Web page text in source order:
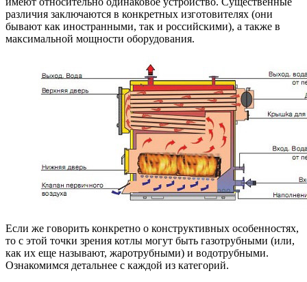
различия заключаются в конкретных изготовителях (они
бывают как иностранными, так и российскими), а также в
максимальной мощности оборудования.
Если же говорить конкретно о конструктивных особенностях,
то с этой точки зрения котлы могут быть газотрубными (или,
как их еще называют, жаротрубными) и водотрубными.
Ознакомимся детальнее с каждой из категорий.